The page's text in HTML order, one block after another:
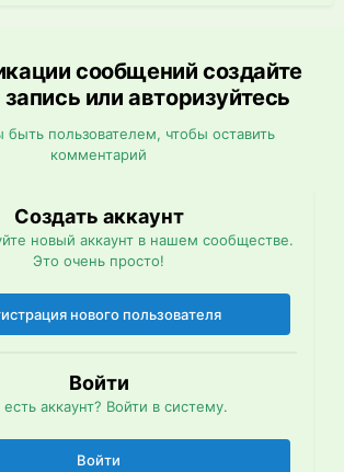
сообщений создайте
или авторизуйтесь
пользователем, чтобы оставить
комментарий
Создать аккаунт
новый аккаунт в нашем сообществе.
Это очень просто!
нового пользователя
Войти
аккаунт? Войти в систему.
Войти